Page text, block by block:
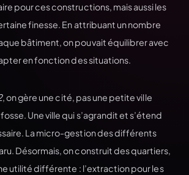
pour ces constructions, mais aussi les
finesse. En attribuant un nombre
bâtiment, on pouvait équilibrer avec
en fonction des situations.
, on gère une cité, pas une petite ville
Une ville qui s’agrandit et s’étend
La micro-gestion des différents
Désormais, on construit des quartiers,
utilité différente : l’extraction pour les